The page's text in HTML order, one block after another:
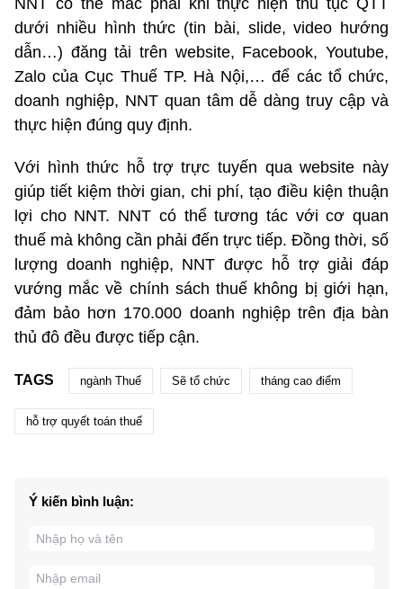
dưới nhiều hình thức (tin bài, slide, video hướng
dẫn…) đăng tải trên website, Facebook, Youtube,
Zalo của Cục Thuế TP. Hà Nội,… để các tổ chức,
doanh nghiệp, NNT quan tâm dễ dàng truy cập và
thực hiện đúng quy định.
Với hình thức hỗ trợ trực tuyến qua website này
giúp tiết kiệm thời gian, chi phí, tạo điều kiện thuận
lợi cho NNT. NNT có thể tương tác với cơ quan
thuế mà không cần phải đến trực tiếp. Đồng thời, số
lượng doanh nghiệp, NNT được hỗ trợ giải đáp
vướng mắc về chính sách thuế không bị giới hạn,
đảm bảo hơn 170.000 doanh nghiệp trên địa bàn
thủ đô đều được tiếp cận.
TAGS ngành Thuế Sẽ tổ chức tháng cao điểm
hỗ trợ quyết toán thuế
Ý kiến bình luận: